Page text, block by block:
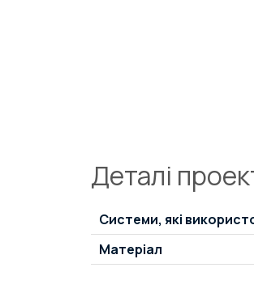
Деталі
Системи, які
Матеріал